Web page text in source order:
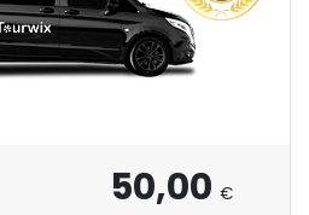
50,00 €